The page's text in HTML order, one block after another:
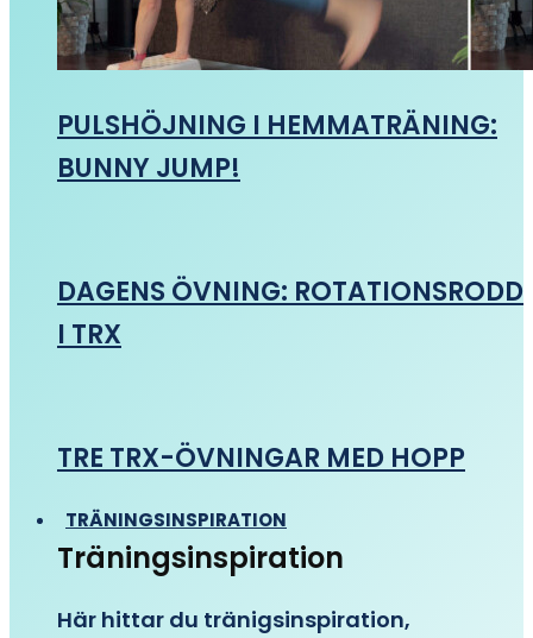
PULSHÖJNING I HEMMATRÄNING:
BUNNY JUMP!
DAGENS ÖVNING: ROTATIONSRODD
I TRX
TRE TRX-ÖVNINGAR MED HOPP
TRÄNINGSINSPIRATION
Träningsinspiration
Här hittar du tränigsinspiration,